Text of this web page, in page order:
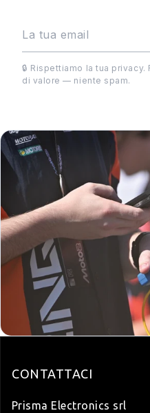
🔒 Rispettiamo la tua
di valore — niente spam.
CONTATTACI
Prisma Electronics srl